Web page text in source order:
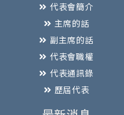
代表會簡介
主席的話
副主席的話
代表會職權
代表通訊錄
歷屆代表